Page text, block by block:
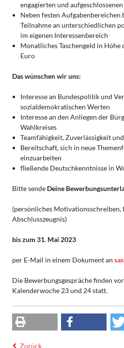
engagierten und aufgeschlossenen
Neben festen
Teilnahme an unterschiedlichen
im eigenen Interessenbereich
Monatliches Taschengeld in Höhe
Euro
Das wünschen wir uns:
Interesse an Bundespolitik und
sozialdemokratischen Werten
Interesse an den Anliegen der
Wahlkreises
Teamfähigkeit, Zuverlässigkeit
Bereitschaft, sich in neue
einzuarbeiten
fließende Deutschkenntnisse in
Bitte sende Deine
(persönliches Motivationsschreiben,
Abschlusszeugnis)
bis zum 31. Mai 2023
per E-Mail in einem Dokument an
Die Bewerbungsgespräche finden
Kalenderwoche 23 und 24 statt.
Zurück